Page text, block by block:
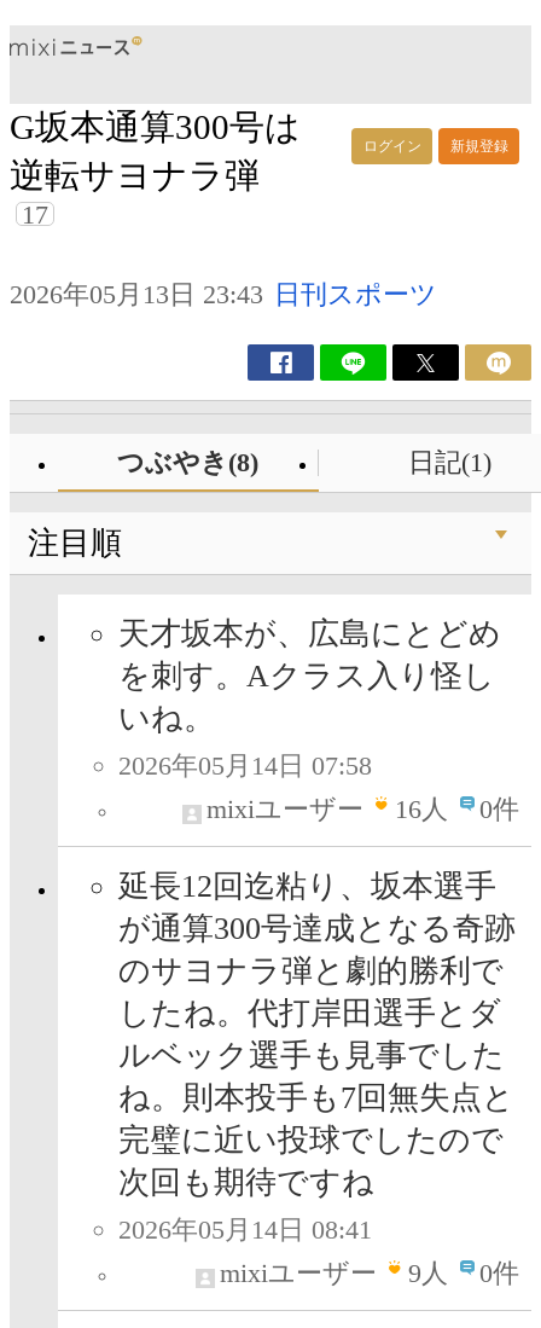
ログイン 新規登録
G坂本通算300号は
逆転サヨナラ弾
17
2026年05月13日 23:43 日刊スポーツ
つぶやき(8) 日記(1)
注目順
天才坂本が、広島にとどめ
を刺す。Aクラス入り怪し
いね。
2026年05月14日 07:58
mixiユーザー
16人 0件
延長12回迄粘り、坂本選手
が通算300号達成となる奇跡
のサヨナラ弾と劇的勝利で
したね。代打岸田選手とダ
ルベック選手も見事でした
ね。則本投手も7回無失点と
完璧に近い投球でしたので
次回も期待ですね
2026年05月14日 08:41
mixiユーザー
9人 0件